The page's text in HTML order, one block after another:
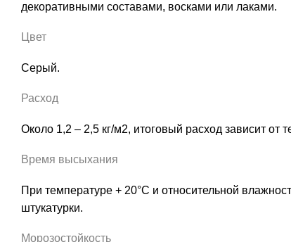
декоративными составами, восками или лаками.
Цвет
Серый.
Расход
Около 1,2 – 2,5 кг/м2, итоговый расход зависит
Время высыхания
При температуре + 20°С и относительной
штукатурки.
Морозостойкость